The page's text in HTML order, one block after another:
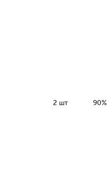
2 шт 90%